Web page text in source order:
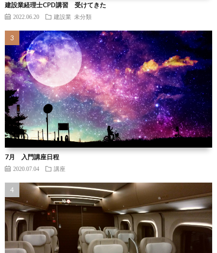
建設業経理士CPD講習 受けてきた
2022.06.20 建設業 未分類
7月 入門講座日程
2020.07.04 講座